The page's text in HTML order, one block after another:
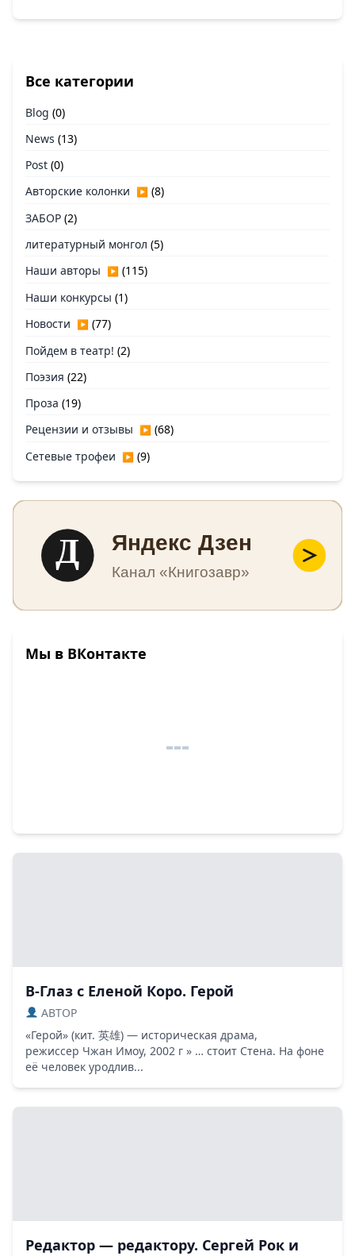
В-Глаз с Еленой Коро. Герой
ABTOP
«Герой» (кит. 英雄) — историческая драма,
режиссер Чжан Имоу, 2002 г » … стоит Стена. На фоне
её человек уродлив...
Редактор — редактору. Сергей Рок и
Все категории
Blog (0)
News (13)
Post (0)
Авторские колонки ▶ (8)
ЗАБОР (2)
литературный монгол (5)
Наши авторы ▶ (115)
Наши конкурсы (1)
Новости ▶ (77)
Пойдем в театр! (2)
Поэзия (22)
Проза (19)
Рецензии и отзывы ▶ (68)
Сетевые трофеи ▶ (9)
Д Яндекс Дзен
Канал «Книгозавр»
Мы в ВКонтакте